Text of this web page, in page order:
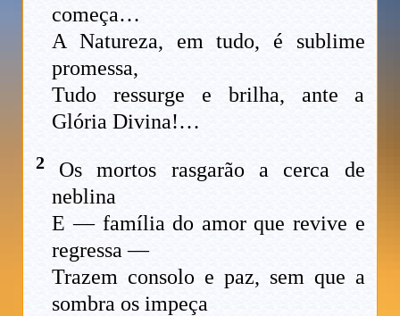
começa…
A Natureza, em tudo, é sublime
promessa,
Tudo ressurge e brilha, ante a
Glória Divina!…
2Os mortos rasgarão a cerca de
neblina
E — família do amor que revive e
regressa —
Trazem consolo e paz, sem que a
sombra os impeça